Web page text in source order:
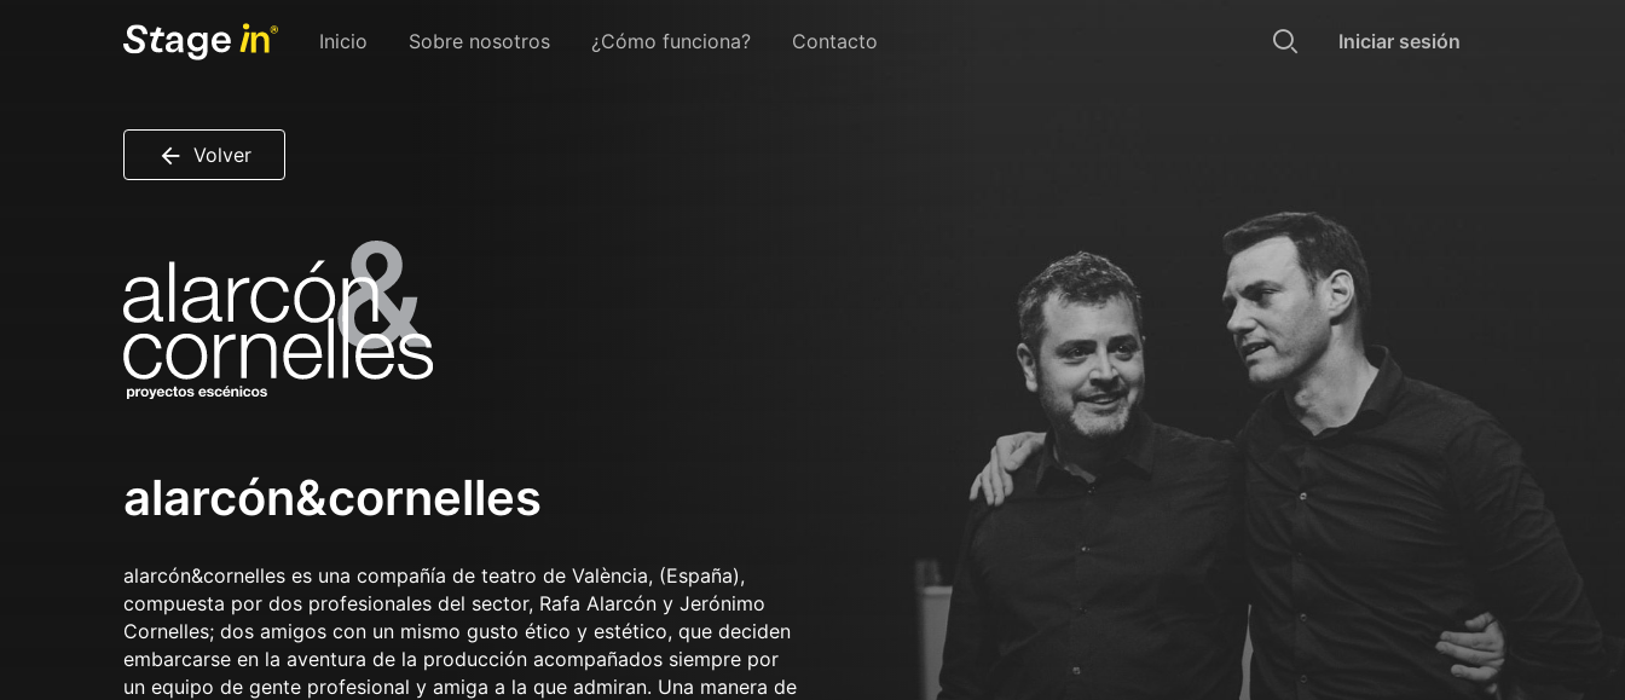
Inicio Sobre nosotros ¿Cómo funciona? Contacto Iniciar sesión
Volver
alarcón&cornelles
alarcón&cornelles es una compañía de teatro de València, (España),
compuesta por dos profesionales del sector, Rafa Alarcón y Jerónimo
Cornelles; dos amigos con un mismo gusto ético y estético, que deciden
embarcarse en la aventura de la producción acompañados siempre por
un equipo de gente profesional y amiga a la que admiran. Una manera de